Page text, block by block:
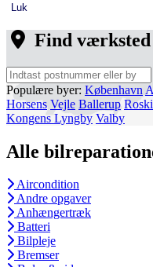
Luk
Find værksted
Populære byer: København
Horsens Vejle Ballerup
Kongens Lyngby Valby
Alle
Aircondition
Andre opgaver
Anhængertræk
Batteri
Bilpleje
Bremser